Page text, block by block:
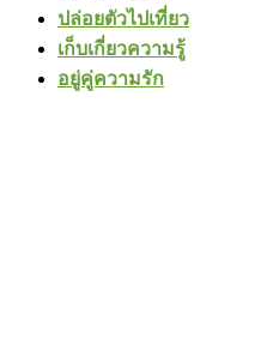
ปล่อยตัวไปเที่ยว
เก็บเกี่ยวความรู้
อยู่คู่ความรัก